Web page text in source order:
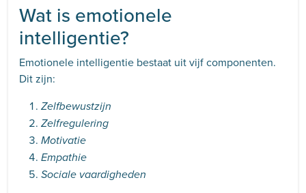
Wat is emotionele
intelligentie?
Emotionele intelligentie bestaat uit vijf componenten.
Dit zijn:
Zelfbewustzijn
Zelfregulering
Motivatie
Empathie
Sociale vaardigheden